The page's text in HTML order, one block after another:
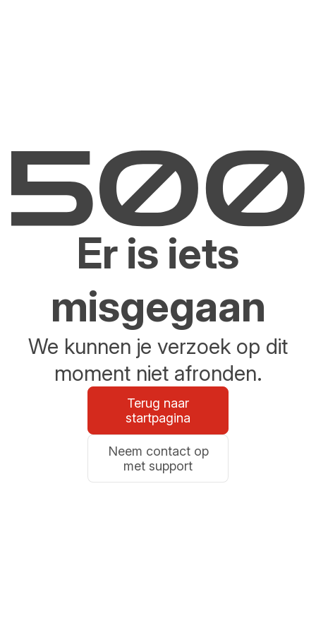
Er is iets
misgegaan
We kunnen je verzoek op dit
moment niet afronden.
Terug naar
startpagina
Neem contact op
met support